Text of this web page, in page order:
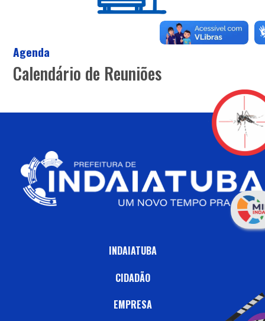
Agenda
Calendário de Reuniões
INDAIATUBA
CIDADÃO
EMPRESA